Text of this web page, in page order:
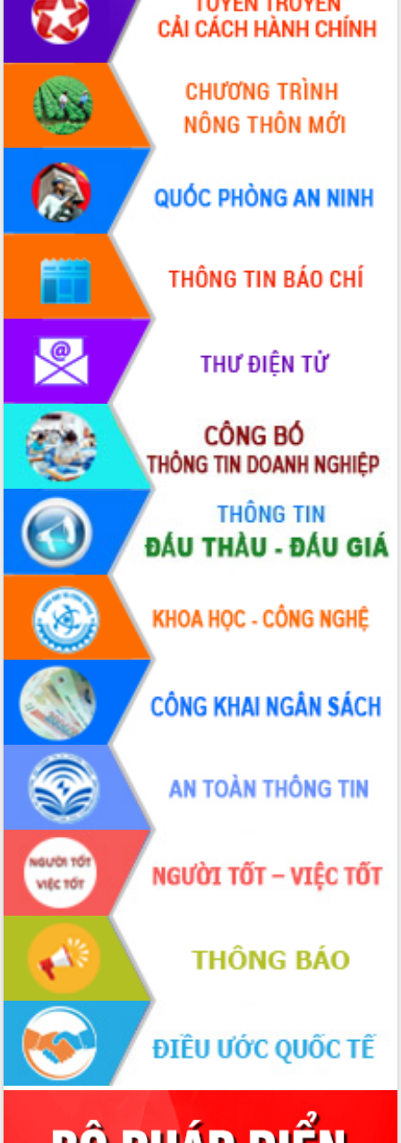
Du lịch Đắk Lắk nâng tầm trải nghiệm
du khách thông qua Hệ thống cơ sở dữ
liệu và Bản đồ số
Tập huấn ứng dụng trí tuệ nhân tạo (AI)
trong thương mại điện tử năm 2026
Đoàn đại biểu Quốc hội tỉnh Đắk Lắk
trao đổi thông tin trước Kỳ họp thứ
nhất, Quốc hội khóa XVI
Quyết liệt cải cách hành chính, khơi
thông nguồn lực phát triển
Nâng cao hiệu lực, hiệu quả HĐND
tỉnh thông qua hiện đại hóa hành chính
Xã Ea Phê gắn cải cách hành chính với
chuyển đổi số
Phó Chủ tịch Thường trực UBND tỉnh
Hồ Thị Nguyên Thảo làm việc tại Trung
tâm Phục vụ hành chính công xã Ea
Xây dựng nền hành chính số đồng
hành cùng nông dân dân, doanh nghiệp
Giai đoạn 2026-2030, Đắk Lắk phấn
đấu có 77% xã đạt chuẩn nông thôn
mới
Chuyển đổi số 'mở đường' cho nông
nghiệp Đắk Lắk tăng trưởng bứt phá
Triển khai đồng bộ đo đạc, lập hồ sơ
địa chính, hoàn thiện cơ sở dữ liệu đất
đai
Ứng dụng sinh trắc học - Bước tiến
trong hành trình chuyển đổi số tại Đắk
Đắk Lắk nâng cao hiệu quả công tác
Đảng từ Sổ tay đảng viên điện tử
Đắk Lắk đẩy mạnh nuôi biển công
nghệ, hướng tới phát triển thủy sản
bền vững
Tập huấn nâng cao năng lực triển khai
chuyển đổi số cho cán bộ, công chức
cấp xã
Đắk Lắk phát động hưởng ứng Ngày
Quyền của người tiêu dùng Việt Nam
2026
Đẩy mạnh cải cách hành chính, quyết
tâm đạt được mục tiêu tăng trưởng
hai con số trong năm 2026
Tổ chức trang trọng Lễ hội Đền thờ
Lương Văn Chánh năm 2026
Phó Bí thư Tỉnh ủy Đắk Lắk Đỗ Hữu
Huy giữ chức Bí thư Đảng ủy Ủy Ban
Nhân dân tỉnh
Bệnh án điện tử thúc đẩy chuyển đổi
số y tế tại Đắk Lắk
Chuyển đổi số thư viện: Mở rộng
không gian tri thức trong thời đại số
Đánh giá, rút kinh nghiệm công tác tổ
chức diễn tập trước ngày bầu cử
Friendship Meeting New Year 2026”